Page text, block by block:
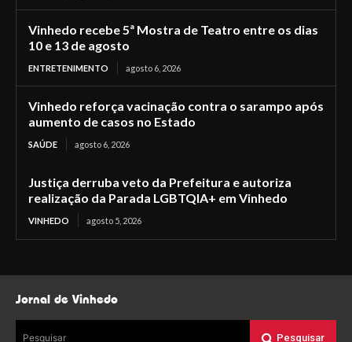
Vinhedo recebe 5ª Mostra de Teatro entre os dias
10 e 13 de agosto
ENTRETENIMENTO agosto 6, 2026
Vinhedo reforça vacinação contra o sarampo após
aumento de casos no Estado
SAÚDE agosto 6, 2026
Justiça derruba veto da Prefeitura e autoriza
realização da Parada LGBTQIA+ em Vinhedo
VINHEDO agosto 5, 2026
Jornal de Vinhedo
Pesquisar Pesquisar